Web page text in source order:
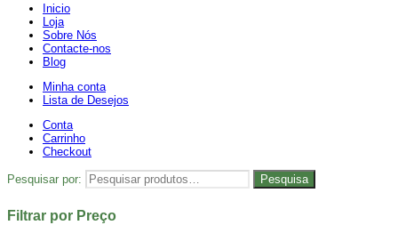
Inicio
Loja
Sobre Nós
Contacte-nos
Blog
Minha conta
Lista de Desejos
Conta
Carrinho
Checkout
Pesquisar por: Pesquisa
Filtrar por Preço